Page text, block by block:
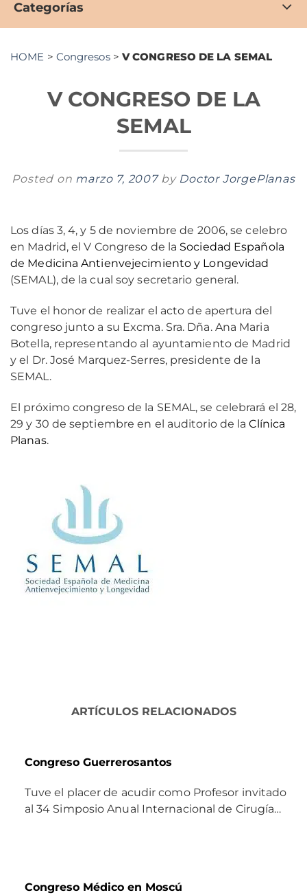
Categorías
HOME > Congresos> V CONGRESO DE LA SEMAL
V CONGRESO DE LA
SEMAL
Posted on marzo 7, 2007 by Doctor JorgePlanas
Los días 3, 4, y 5 de noviembre de 2006, se celebro
en Madrid, el V Congreso de la Sociedad Española
de Medicina Antienvejecimiento y Longevidad
(SEMAL), de la cual soy secretario general.
Tuve el honor de realizar el acto de apertura del
congreso junto a su Excma. Sra. Dña. Ana Maria
Botella, representando al ayuntamiento de Madrid
y el Dr. José Marquez-Serres, presidente de la
SEMAL.
El próximo congreso de la SEMAL, se celebrará el 28,
29 y 30 de septiembre en el auditorio de laClínica
Planas.
ARTÍCULOS RELACIONADOS
Congreso Guerrerosantos
Tuve el placer de acudir como Profesor invitado
al 34 Simposio Anual Internacional de Cirugía…
Congreso Médico en Moscú